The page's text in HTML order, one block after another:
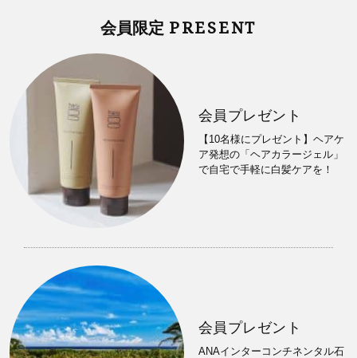
会員限定 PRESENT
会員プレゼント
【10名様にプレゼント】ヘアケ
ア発想の「ヘアカラージェル」
で自宅で手軽に白髪ケアを！
会員プレゼント
ANAインターコンチネンタル石